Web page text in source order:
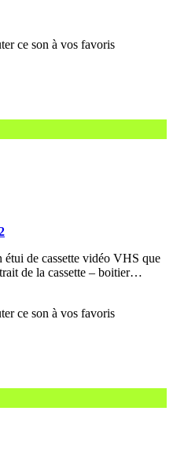
de cassette vidéo VHS que
de la cassette – boitier…